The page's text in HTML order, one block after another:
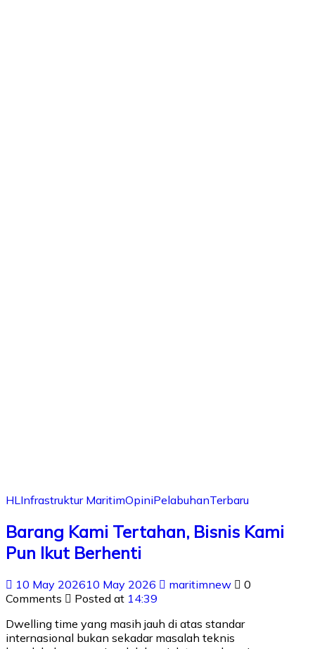
HLInfrastruktur MaritimOpiniPelabuhanTerbaru
Barang Kami Tertahan, Bisnis Kami
Pun Ikut Berhenti
10 May 202610 May 2026 maritimnew
0
Comments
Posted at 14:39
Dwelling time yang masih jauh di atas standar
internasional bukan sekadar masalah teknis